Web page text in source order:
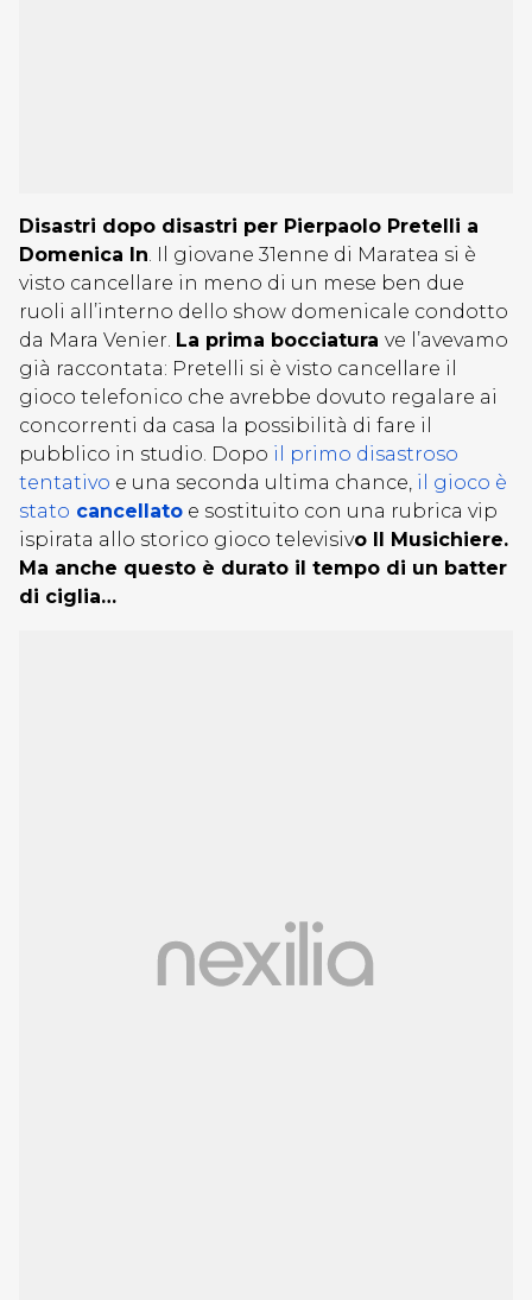
Disastri dopo disastri per Pierpaolo Pretelli a
Domenica In. Il giovane 31enne di Maratea si è
visto cancellare in meno di un mese ben due
ruoli all’interno dello show domenicale condotto
da Mara Venier. La prima bocciatura ve l’avevamo
già raccontata: Pretelli si è visto cancellare il
gioco telefonico che avrebbe dovuto regalare ai
concorrenti da casa la possibilità di fare il
pubblico in studio. Dopo il primo disastroso
tentativo e una seconda ultima chance, il gioco è
stato cancellato e sostituito con una rubrica vip
ispirata allo storico gioco televisivo Il Musichiere.
Ma anche questo è durato il tempo di un batter
di ciglia…